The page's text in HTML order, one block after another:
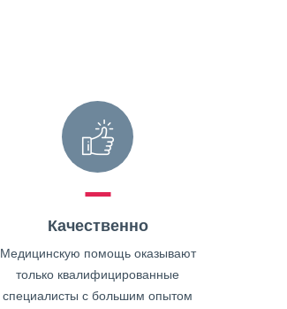
Качественно
Медицинскую помощь оказывают
только квалифицированные
специалисты с большим опытом